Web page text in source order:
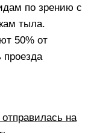
по зрению с
тыла.
50% от
проезда
на